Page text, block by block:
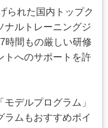
られた国内トップク
ナルトレーニングジ
時間もの厳しい研修
トへのサポートを許
デルプログラム」
ラムもおすすめポイ